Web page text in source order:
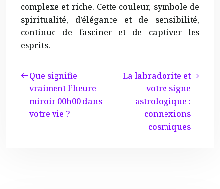
complexe et riche. Cette couleur, symbole de
spiritualité, d’élégance et de sensibilité,
continue de fasciner et de captiver les
esprits.
Que signifie
vraiment l’heure
miroir 00h00 dans
votre vie ?
La labradorite et
votre signe
astrologique :
connexions
cosmiques